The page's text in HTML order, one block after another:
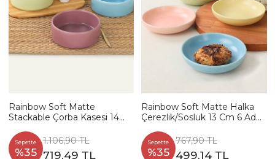
Rainbow Soft Matte
Stackable Çorba Kasesi 14
Sepette
%35
1.106,90 TL
719,49 TL
Rainbow Soft Matte Halka
Çerezlik/Sosluk 13 Cm 6 Adet
Sepette
%35
767,90 TL
499,14 TL